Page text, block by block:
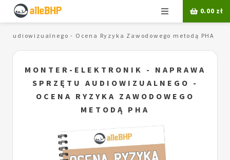
Menu 0.00 zł
audiowizualnego - Ocena Ryzyka Zawodowego metodą PHA
MONTER-ELEKTRONIK - NAPRAWA
SPRZĘTU AUDIOWIZUALNEGO -
OCENA RYZYKA ZAWODOWEGO
METODĄ PHA